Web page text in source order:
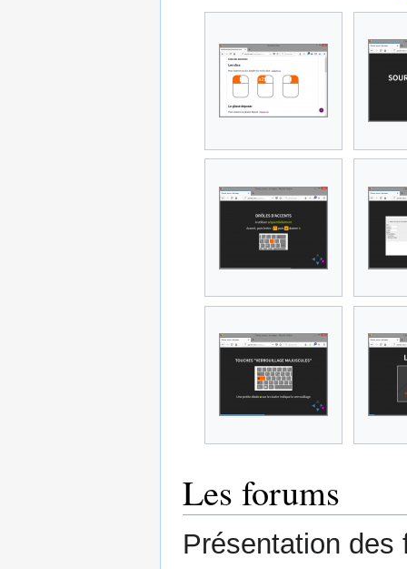
Les forums
Présentation des